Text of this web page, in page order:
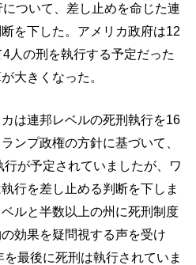
ついて、差し止めを命じた連
を下した。アメリカ政府は12
人の刑を執行する予定だった
大きくなった。
は連邦レベルの死刑執行を16
ンプ政権の方針に基づいて、
が予定されていましたが、ワ
行を差し止める判断を下しま
ルと半数以上の州に死刑制度
効果を疑問視する声を受け
最後に死刑は執行されていま